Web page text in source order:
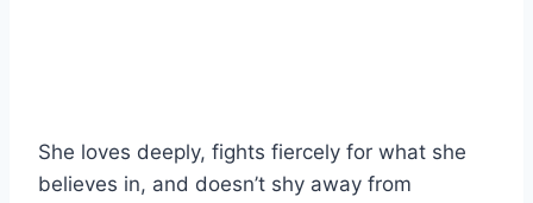
She loves deeply, fights fiercely for what she
believes in, and doesn’t shy away from